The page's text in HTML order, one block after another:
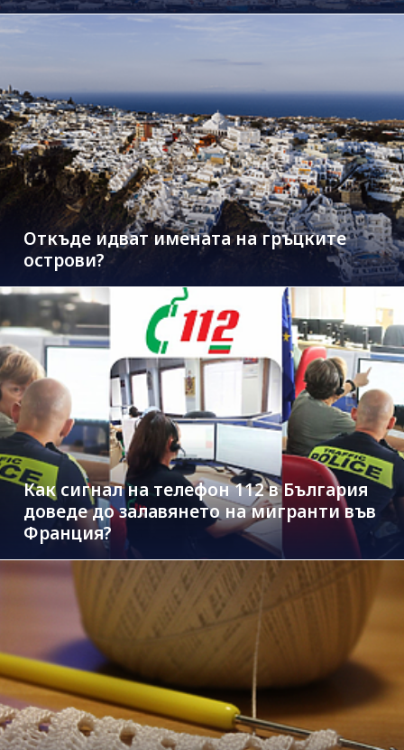
Откъде идват имената на гръцките
острови?
Как сигнал на телефон 112 в България
доведе до залавянето на мигранти във
Франция?